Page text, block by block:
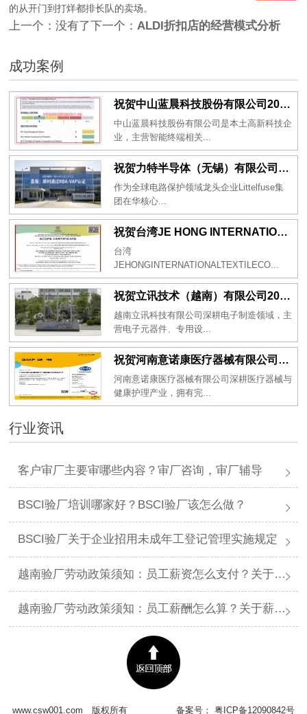
的从开门到打烊都排长队的卖场。
上一个：没有了下一个：ALDI折扣店的经营模式分析
成功案例
祝贺中山蓝晨科技股份有限公司2026年一次性成功通过BSCI验厂-B级
中山蓝晨科技股份有限公司是本土高新科技企
业，主营智能终端相关...
祝贺力特半导体（无锡）有限公司2026年一次性成功通过RBA-VAP认证审核并取得170.2分
作为全球电路保护领域龙头企业Littelfuse集
团在华核心...
祝贺台湾JE HONG INTERNATIONAL TEXTILE CO., LTD 2026年一次性成功通过GRS认证
台湾
JEHONGINTERNATIONALTEXTILECO...
祝贺立讯技术（越南）有限公司2026年一次性成功通过RBA-VAP审核获得金牌评级！
越南立讯科技有限公司深耕电子制造领域，主
营电子元器件、专用设...
祝贺河南意诺康医疗器械有限公司2026年一次性成功通过GMP认证
河南意诺康医疗器械有限公司深耕医疗器械与
健康护理产业，拥有完...
行业资讯
客户审厂主要审哪些内容？审厂咨询，审厂辅导
BSCI验厂培训哪家好？BSCI验厂该怎么做？
BSCI验厂关于企业招用未成年工登记管理实施规定
越南验厂劳动政策须知：员工薪资怎么支付？关于薪资支付有哪些规定呢？
越南验厂劳动政策须知：员工薪酬怎么算？关于薪酬有哪些规定呢？​
备案号：粤ICP备12090842号
www.csw001.com 版权所有